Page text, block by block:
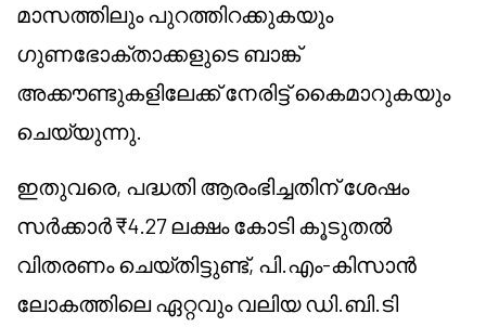
മാസത്തിലും പുറത്തിറക്കുകയും
ഗുണഭോക്താക്കളുടെ ബാങ്ക്
അക്കൗണ്ടുകളിലേക്ക് നേരിട്ട് കൈമാറുകയും
ചെയ്യുന്നു.
ഇതുവരെ, പദ്ധതി ആരംഭിച്ചതിന് ശേഷം
സർക്കാർ ₹4.27 ലക്ഷം കോടി കൂടുതൽ
വിതരണം ചെയ്തിട്ടുണ്ട്, പി.എം-കിസാൻ
ലോകത്തിലെ ഏറ്റവും വലിയ ഡി.ബി.ടി